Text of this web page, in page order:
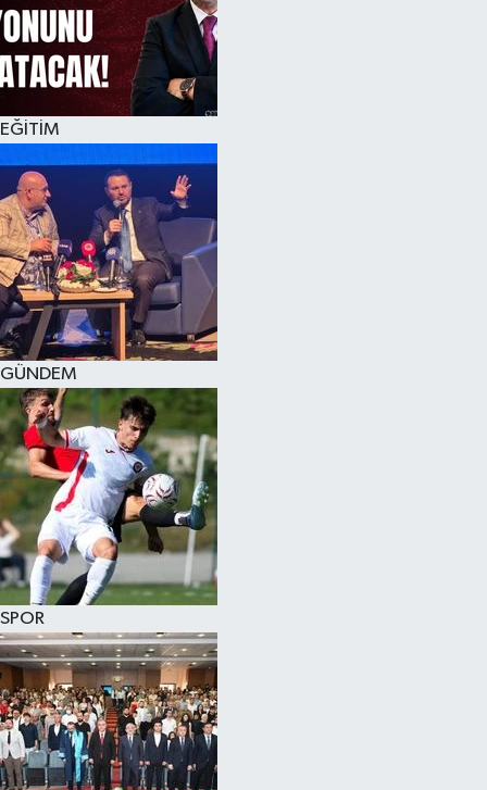
EĞİTİM
GÜNDEM
SPOR
KÜLTÜR SANAT
MAGAZİN
SAĞLIK
SİYASET
SPOR
TEKNOLOJİ
VİZYONDAKİLER
YAŞAM